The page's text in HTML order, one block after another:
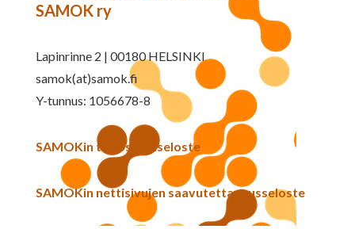
SAMOK ry
Lapinrinne 2 | 00180 HELSINKI
samok(at)samok.fi
Y-tunnus: 1056678-8
SAMOKin tietosuojaseloste
SAMOKin nettisivujen saavutettavuusseloste